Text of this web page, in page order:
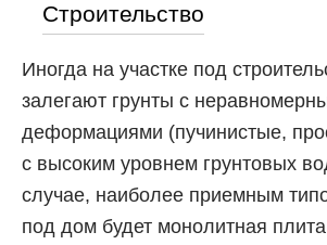
Строительство
Иногда на участке под
залегают грунты с
деформациями (пучинистые,
с высоким уровнем грунтовых
случае, наиболее приемным
под дом будет монолитная плита